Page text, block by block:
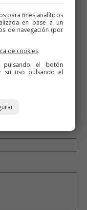
y dime qué
para fines analíticos
en base a un
de navegación (por
de cookies.
pulsando el botón
su uso pulsando el